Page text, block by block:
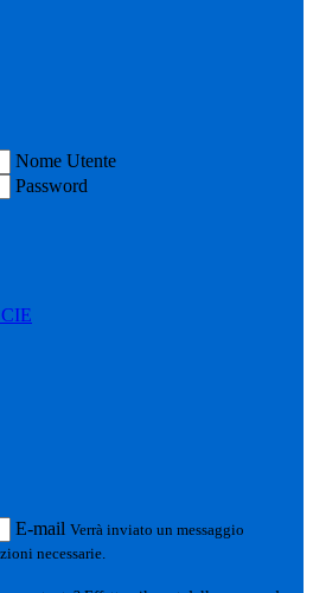
Nome Utente
Password
E-mail Verrà inviato un messaggio
necessarie.